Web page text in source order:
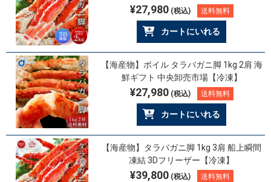
¥27,980(税込) 送料無料
カートにいれる
【海産物】ボイル タラバガニ脚 1kg 2肩 海
鮮ギフト 中央卸売市場【冷凍】
¥27,980(税込) 送料無料
カートにいれる
【海産物】タラバガニ脚 1kg 3肩 船上瞬間
凍結 3Dフリーザー【冷凍】
¥39,800(税込) 送料無料